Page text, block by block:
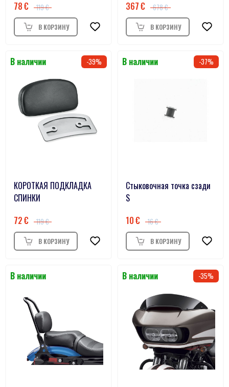
78
119
367
678
39
КОРОТКАЯ ПОДКЛАДКА
СПИНКИ
72
119
37
Стыковочная точка сзади
S
10
16
35